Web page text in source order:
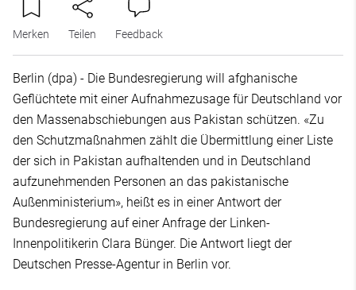
Merken Teilen Feedback
Berlin (dpa) - Die Bundesregierung will afghanische
Geflüchtete mit einer Aufnahmezusage für Deutschland vor
den Massenabschiebungen aus Pakistan schützen. «Zu
den Schutzmaßnahmen zählt die Übermittlung einer Liste
der sich in Pakistan aufhaltenden und in Deutschland
aufzunehmenden Personen an das pakistanische
Außenministerium», heißt es in einer Antwort der
Bundesregierung auf einer Anfrage der Linken-
Innenpolitikerin Clara Bünger. Die Antwort liegt der
Deutschen Presse-Agentur in Berlin vor.